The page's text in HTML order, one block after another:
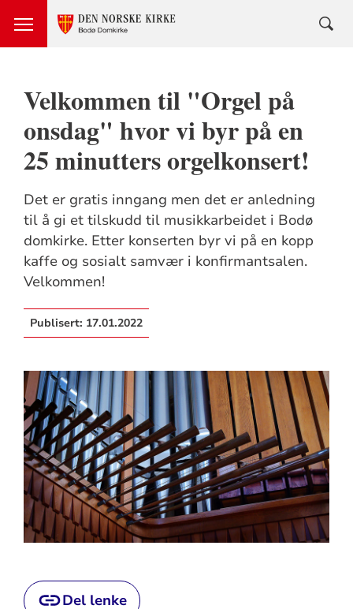
Velkommen til "Orgel på
onsdag" hvor vi byr på en
25 minutters orgelkonsert!
Det er gratis inngang men det er anledning
til å gi et tilskudd til musikkarbeidet i Bodø
domkirke. Etter konserten byr vi på en kopp
kaffe og sosialt samvær i konfirmantsalen.
Velkommen!
Publisert: 17.01.2022
Del lenke